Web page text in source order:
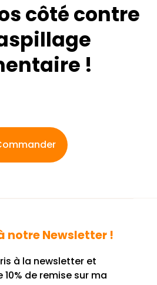
côté contre
!
notre Newsletter !
à la newsletter et
de remise sur ma